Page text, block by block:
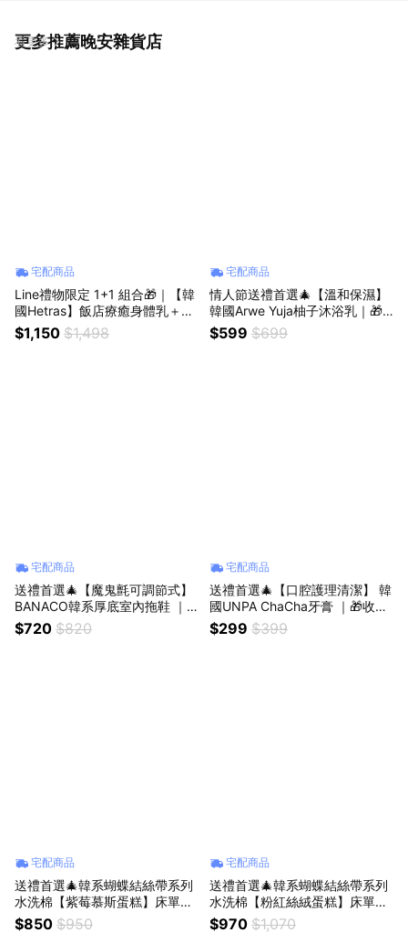
更多推薦晚安雜貨店
看更多
宅配商品
Line禮物限定 1+1 組合🎁｜【韓
國Hetras】飯店療癒身體乳＋He
tras飯店療癒沐浴乳｜收禮人自
選香 生日禮物 聖誕送禮首選🎄
$1,150 $1,498
宅配商品
情人節送禮首選🎄【溫和保濕】
韓國Arwe Yuja柚子沐浴乳｜🎁
收禮人自選香｜生日禮物
$599 $699
宅配商品
送禮首選🎄【魔鬼氈可調節式】
BANACO韓系厚底室內拖鞋 ｜
🎁收禮人自選｜生日禮物 情侶鞋
$720 $820
宅配商品
送禮首選🎄【口腔護理清潔】 韓
國UNPA ChaCha牙膏 ｜🎁收禮
人自選香｜生日禮物 情人節禮物
$299 $399
宅配商品
送禮首選🎄韓系蝴蝶結絲帶系列
水洗棉【紫莓慕斯蛋糕】床單床
包組 ｜🎁收禮人自選香｜生日禮
物 情人節禮物
$850 $950
宅配商品
送禮首選🎄韓系蝴蝶結絲帶系列
水洗棉【粉紅絲絨蛋糕】床單床
包組｜🎁收禮人自選香｜生日禮
物 情人節禮物
$970 $1,070